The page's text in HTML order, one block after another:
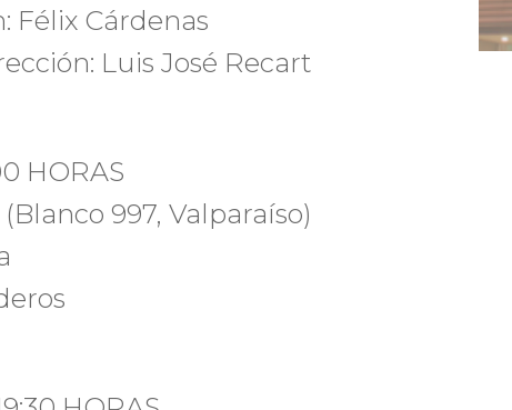
Félix Cárdenas
Luis José Recart
HORAS
997, Valparaíso)